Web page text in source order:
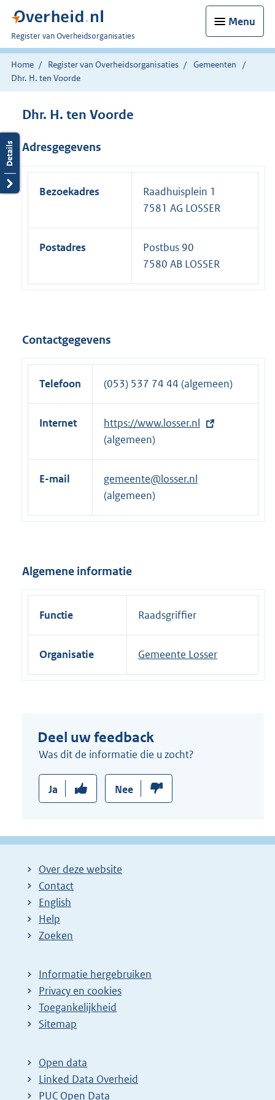
Menu
U
bent
nu
hier:
Register van Overheidsorganisaties
Home Register van Overheidsorganisaties
Gemeenten
Dhr. H. ten Voorde
Dhr. H. ten Voorde
Adresgegevens
Bezoekadres
Raadhuisplein 1
7581 AG LOSSER
Postadres
Postbus 90
7580 AB LOSSER
Contactgegevens
Telefoon (053) 537 74 44 (algemeen)
Internet
E
x
t
r
e
n
k
https://www.losser.nl
(algemeen)
E-mail
gemeente@losser.nl
(algemeen)
Algemene informatie
Functie Raadsgriffier
Organisatie Gemeente Losser
Deel uw feedback
Was dit de informatie die u zocht?
Ja Nee
Over deze website
Contact
English
Help
Zoeken
Informatie hergebruiken
Privacy en cookies
Toegankelijkheid
Sitemap
Open data
Linked Data Overheid
PUC Open Data